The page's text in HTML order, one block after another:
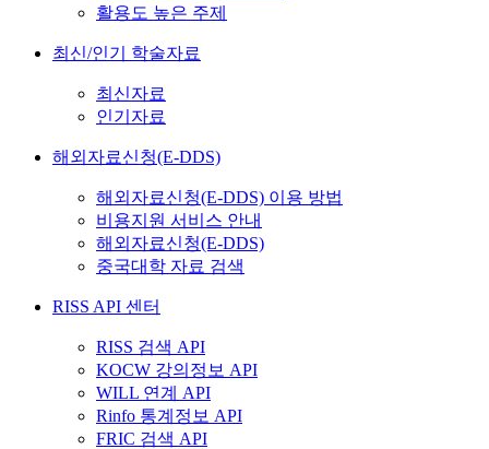
활용도 높은 주제
최신/인기 학술자료
최신자료
인기자료
해외자료신청(E-DDS)
해외자료신청(E-DDS) 이용 방법
비용지원 서비스 안내
해외자료신청(E-DDS)
중국대학 자료 검색
RISS API 센터
RISS 검색 API
KOCW 강의정보 API
WILL 연계 API
Rinfo 통계정보 API
FRIC 검색 API